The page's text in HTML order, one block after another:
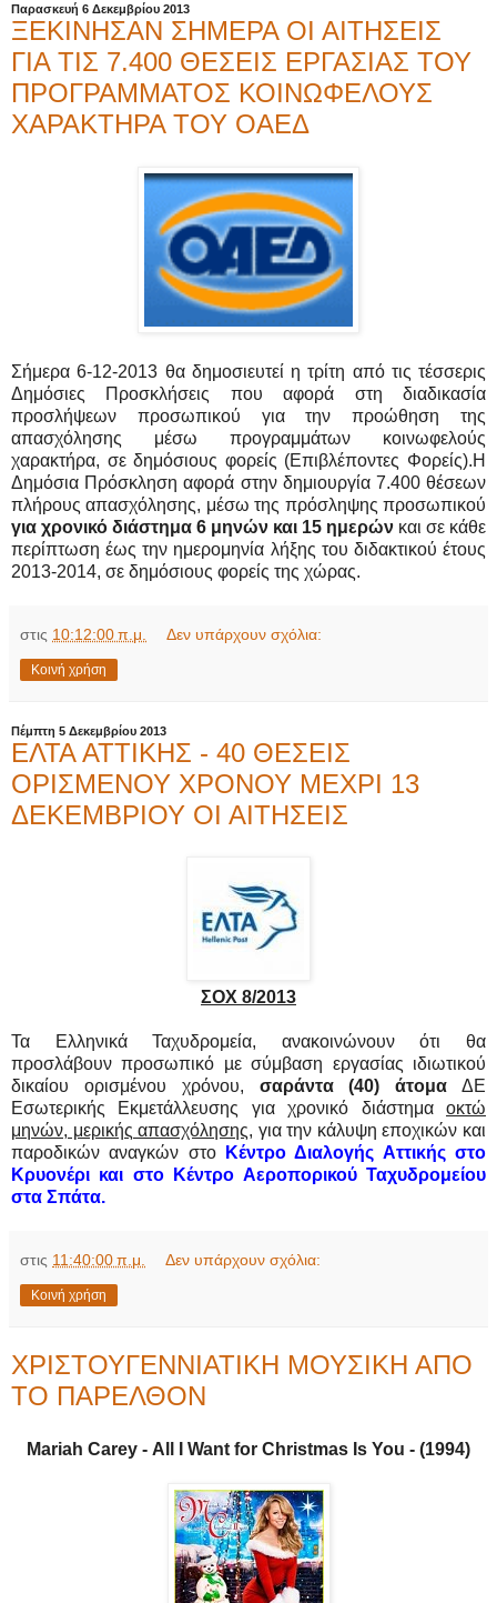
Παρασκευή 6 Δεκεμβρίου 2013
ΞΕΚΙΝΗΣΑΝ ΣΗΜΕΡΑ ΟΙ ΑΙΤΗΣΕΙΣ
ΓΙΑ ΤΙΣ 7.400 ΘΕΣΕΙΣ ΕΡΓΑΣΙΑΣ ΤΟΥ
ΠΡΟΓΡΑΜΜΑΤΟΣ ΚΟΙΝΩΦΕΛΟΥΣ
ΧΑΡΑΚΤΗΡΑ ΤΟΥ ΟΑΕΔ
Σήμερα 6-12-2013 θα δημοσιευτεί η τρίτη από τις τέσσερις
Δημόσιες Προσκλήσεις που αφορά στη διαδικασία
προσλήψεων προσωπικού για την προώθηση της
απασχόλησης μέσω προγραμμάτων κοινωφελούς
χαρακτήρα, σε δημόσιους φορείς (Επιβλέποντες Φορείς).Η
Δημόσια Πρόσκληση αφορά στην δημιουργία 7.400 θέσεων
πλήρους απασχόλησης, μέσω της πρόσληψης προσωπικού
για χρονικό διάστημα 6 μηνών και 15 ημερών και σε κάθε
περίπτωση έως την ημερομηνία λήξης του διδακτικού έτους
2013-2014, σε δημόσιους φορείς της χώρας.
στις 10:12:00 π.μ. Δεν υπάρχουν σχόλια:
Κοινή χρήση
Πέμπτη 5 Δεκεμβρίου 2013
ΕΛΤΑ ΑΤΤΙΚΗΣ - 40 ΘΕΣΕΙΣ
ΟΡΙΣΜΕΝΟΥ ΧΡΟΝΟΥ ΜΕΧΡΙ 13
ΔΕΚΕΜΒΡΙΟΥ ΟΙ ΑΙΤΗΣΕΙΣ
ΣΟΧ 8/2013
Τα Ελληνικά Ταχυδρομεία, ανακοινώνουν ότι θα
προσλάβουν προσωπικό µε σύμβαση εργασίας ιδιωτικού
δικαίου ορισμένου χρόνου, σαράντα (40) άτομα ΔΕ
Εσωτερικής Εκμετάλλευσης για χρονικό διάστημα οκτώ
μηνών, μερικής απασχόλησης, για την κάλυψη εποχικών και
παροδικών αναγκών στο
Κέντρο Διαλογής Αττικής στο
Κρυονέρι και στο Κέντρο Αεροπορικού Ταχυδρομείου
στα Σπάτα.
στις 11:40:00 π.μ. Δεν υπάρχουν σχόλια:
Κοινή χρήση
ΧΡΙΣΤΟΥΓΕΝΝΙΑΤΙΚΗ ΜΟΥΣΙΚΗ ΑΠΟ
ΤΟ ΠΑΡΕΛΘΟΝ
Mariah Carey - All I Want for Christmas Is You - (1994)